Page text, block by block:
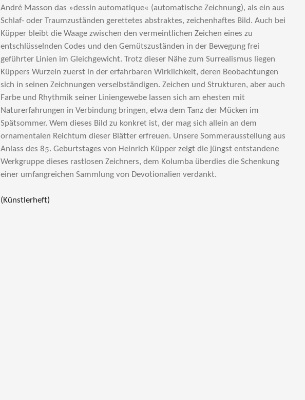
André Masson das »dessin automatique« (automatische Zeichnung), als ein aus
Schlaf- oder Traumzuständen gerettetes abstraktes, zeichenhaftes Bild. Auch bei
Küpper bleibt die Waage zwischen den vermeintlichen Zeichen eines zu
entschlüsselnden Codes und den Gemütszuständen in der Bewegung frei
geführter Linien im Gleichgewicht. Trotz dieser Nähe zum Surrealismus liegen
Küppers Wurzeln zuerst in der erfahrbaren Wirklichkeit, deren Beobachtungen
sich in seinen Zeichnungen verselbständigen. Zeichen und Strukturen, aber auch
Farbe und Rhythmik seiner Liniengewebe lassen sich am ehesten mit
Naturerfahrungen in Verbindung bringen, etwa dem Tanz der Mücken im
Spätsommer. Wem dieses Bild zu konkret ist, der mag sich allein an dem
ornamentalen Reichtum dieser Blätter erfreuen. Unsere Sommerausstellung aus
Anlass des 85. Geburtstages von Heinrich Küpper zeigt die jüngst entstandene
Werkgruppe dieses rastlosen Zeichners, dem Kolumba überdies die Schenkung
einer umfangreichen Sammlung von Devotionalien verdankt.
(Künstlerheft)